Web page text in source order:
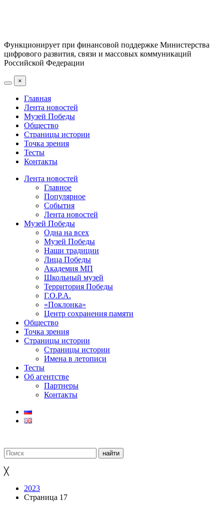
Функционирует при финансовой поддержке Министерства
цифрового развития, связи и массовых коммуникаций
Российской Федерации
×
Главная
Лента новостей
Музей Победы
Общество
Страницы истории
Точка зрения
Тесты
Контакты
Лента новостей
Главное
Популярное
События
Лента новостей
Музей Победы
Одна на всех
Музей Победы
Наши традиции
Лица Победы
Академия МП
Школьный музей
Территория Победы
Г.О.Р.А.
«Поклонка»
Центр сохранения памяти
Общество
Точка зрения
Страницы истории
Страницы истории
Имена в летописи
Тесты
Об агентстве
Партнеры
Контакты
╳
2023
Страница 17